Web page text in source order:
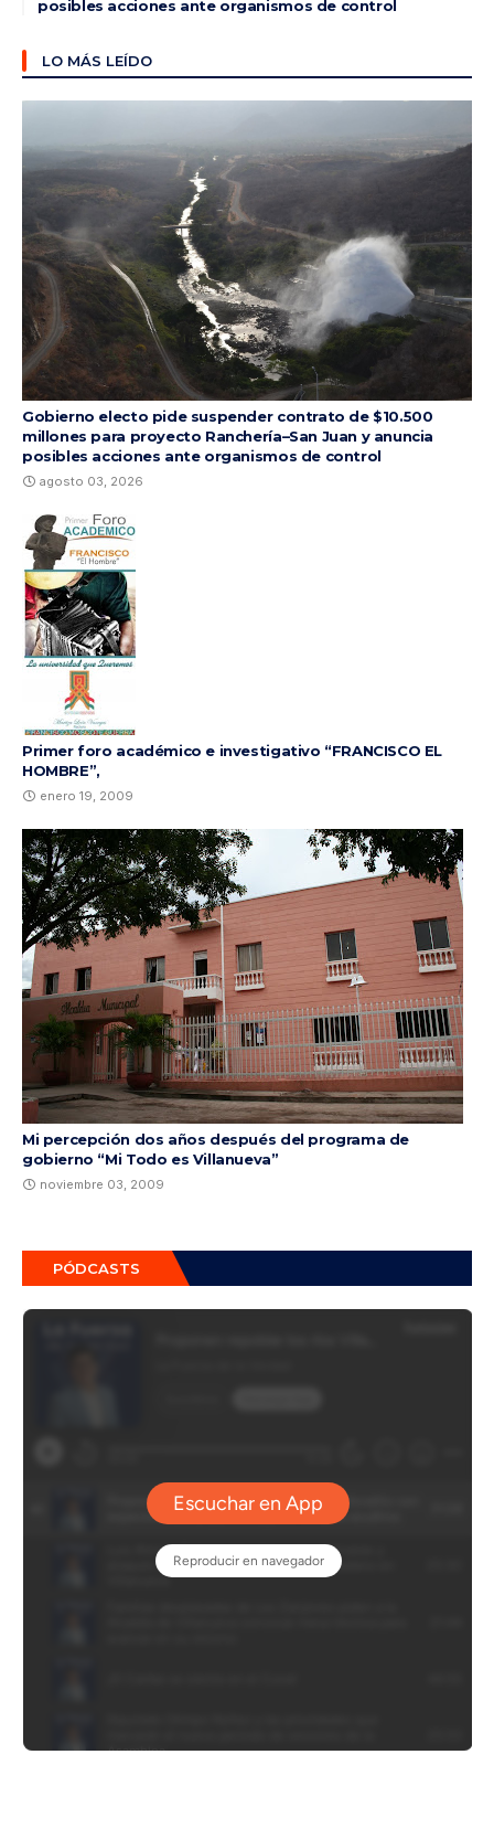
posibles acciones ante organismos de control
LO MÁS LEÍDO
Gobierno electo pide suspender contrato de $10.500
millones para proyecto Ranchería–San Juan y anuncia
posibles acciones ante organismos de control
agosto 03, 2026
Primer foro académico e investigativo “FRANCISCO EL
HOMBRE”,
enero 19, 2009
Mi percepción dos años después del programa de
gobierno “Mi Todo es Villanueva”
noviembre 03, 2009
PÓDCASTS